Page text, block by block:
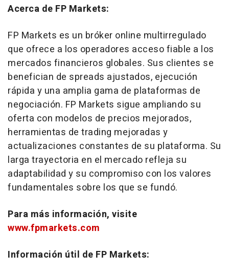
Acerca de FP Markets:
FP Markets es un bróker online multirregulado
que ofrece a los operadores acceso fiable a los
mercados financieros globales. Sus clientes se
benefician de spreads ajustados, ejecución
rápida y una amplia gama de plataformas de
negociación. FP Markets sigue ampliando su
oferta con modelos de precios mejorados,
herramientas de trading mejoradas y
actualizaciones constantes de su plataforma. Su
larga trayectoria en el mercado refleja su
adaptabilidad y su compromiso con los valores
fundamentales sobre los que se fundó.
Para más información, visite
www.fpmarkets.com
Información útil de FP Markets: